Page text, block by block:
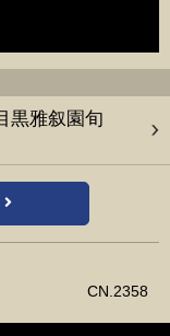
黒雅叙園旬
CN.2358